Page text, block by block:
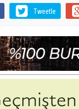
Tweetle